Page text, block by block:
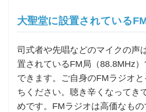
大聖堂に設置されている
司式者や先唱などのマイクの声
置されているFM局（88.8MHz
できます。ご自身のFMラジオ
ちください。聴き辛くなってき
めです。FMラジオは高価なも